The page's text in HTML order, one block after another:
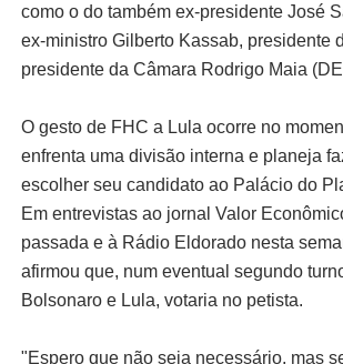
como o do também ex-presidente José
ex-ministro Gilberto Kassab, presidente
presidente da Câmara Rodrigo Maia
O gesto de FHC a Lula ocorre no
enfrenta uma divisão interna e planeja
escolher seu candidato ao Palácio do
Em entrevistas ao jornal Valor
passada e à Rádio Eldorado nesta
afirmou que, num eventual segundo
Bolsonaro e Lula, votaria no petista.
"Espero que não seja necessário, mas